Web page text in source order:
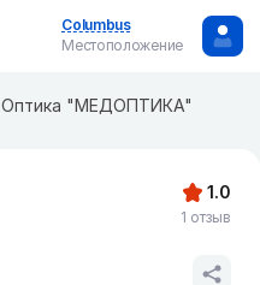
Columbus
Местоположение
Оптика "МЕДОПТИКА"
1.0
1 отзыв